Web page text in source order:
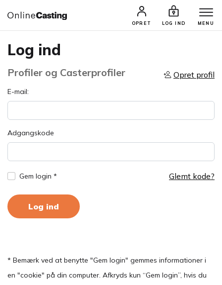
OPRET LOG IND MENU
Log ind
Profiler og Casterprofiler Opret profil
E-mail:
Adgangskode
Gem login * Glemt kode?
Log ind
* Bemærk ved at benytte "Gem login" gemmes informationer i
en "cookie" på din computer. Afkryds kun “Gem login”, hvis du